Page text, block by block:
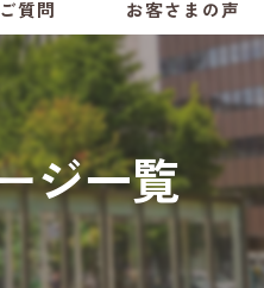
質問 お客さまの声
ジ一覧